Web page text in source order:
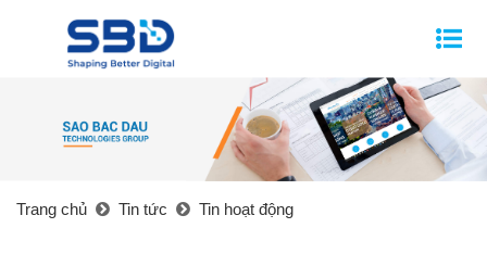
Trang chủ Tin tức Tin hoạt động